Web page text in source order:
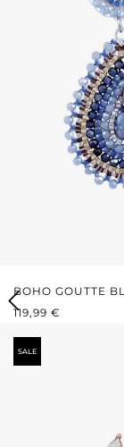
BOHO GOUTTE
PRIX
119,99 €
SALE